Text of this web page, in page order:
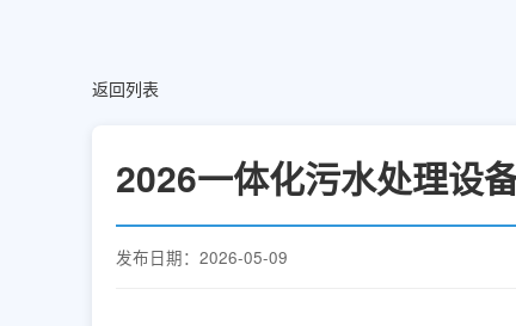
返回列表
2026一体化污水处理设
发布日期：2026-05-09